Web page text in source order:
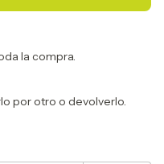
la compra.
por otro o devolverlo.